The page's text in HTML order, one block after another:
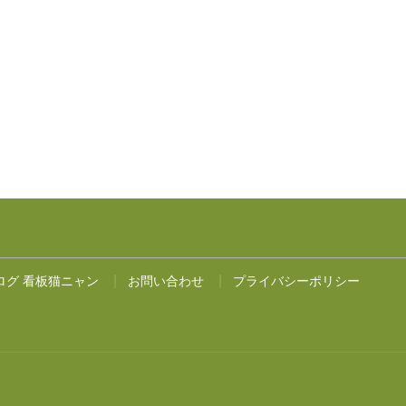
グ 看板猫ニャン お問い合わせ プライバシーポリシー